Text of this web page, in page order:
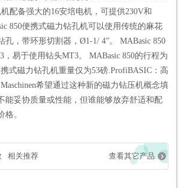
配备强大的16安培电机，可提供230V和
850便携式磁力钻孔机可以使用传统的麻花
孔，带环形切割器，Ø1-1/ 4”。 MABasic 850
，易于使用钻头MT3。 MABasic 850的行程为
式磁力钻孔机重量仅为53磅.ProfiBASIC：高
希望通过这种新的磁力钻压机概念填
能妥协质量或性能，但谁能够放弃舒适和配
格。
相关推荐 查看其它产品